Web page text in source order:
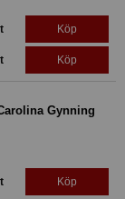
Köp
Köp
Gynning
Köp